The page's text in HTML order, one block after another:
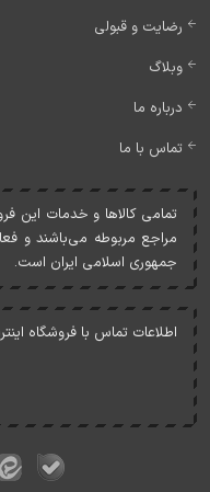
رضایت و قبولی
وبلاگ
درباره ما
تماس با ما
تمامی کالاها و خدمات اين
مراجع مربوطه می‌باشند و
جمهوری اسلامی ايران است.
اطلاعات تماس با فروشگاه